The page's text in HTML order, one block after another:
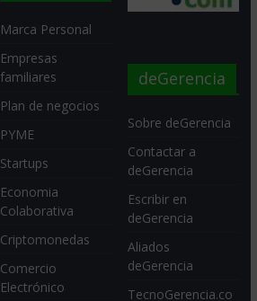
Marca Personal
Empresas
familiares
Plan de negocios
PYME
Startups
Economia
Colaborativa
Criptomonedas
Comercio
Electrónico
deGerencia
Sobre deGerencia
Contactar a
deGerencia
Escribir en
deGerencia
Aliados
deGerencia
TecnoGerencia.co